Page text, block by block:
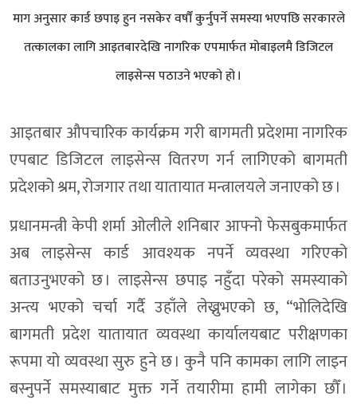
माग अनुसार कार्ड छपाइ हुन नसकेर वर्षौं कुर्नुपर्ने समस्या भएपछि सरकारले
तत्कालका लागि आइतबारदेखि नागरिक एपमार्फत मोबाइलमै डिजिटल
लाइसेन्स पठाउने भएको हो ।
आइतबार औपचारिक कार्यक्रम गरी बागमती प्रदेशमा नागरिक
एपबाट डिजिटल लाइसेन्स वितरण गर्न लागिएको बागमती
प्रदेशको श्रम, रोजगार तथा यातायात मन्त्रालयले जनाएको छ ।
प्रधानमन्त्री केपी शर्मा ओलीले शनिबार आफ्नो फेसबुकमार्फत
अब लाइसेन्स कार्ड आवश्यक नपर्ने व्यवस्था गरिएको
बताउनुभएको छ । लाइसेन्स छपाइ नहुँदा परेको समस्याको
अन्त्य भएको चर्चा गर्दै उहाँले लेख्नुभएको छ, “भोलिदेखि
बागमती प्रदेश यातायात व्यवस्था कार्यालयबाट परीक्षणका
रूपमा यो व्यवस्था सुरु हुने छ । कुनै पनि कामका लागि लाइन
बस्नुपर्ने समस्याबाट मुक्त गर्ने तयारीमा हामी लागेका छौँ ।